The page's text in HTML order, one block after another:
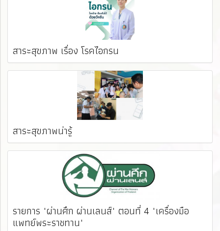
สาระสุขภาพ เรื่อง โรคไอกรน
สาระสุขภาพน่ารู้
รายการ "ผ่านศึก ผ่านเลนส์" ตอนที่ 4 "เครื่องมือ
แพทย์พระราชทาน"